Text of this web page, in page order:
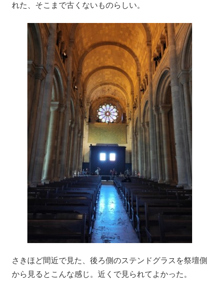
れた、そこまで古くないものらしい。
さきほど間近で見た、後ろ側のステンドグラスを祭壇側
から見るとこんな感じ。近くで見られてよかった。